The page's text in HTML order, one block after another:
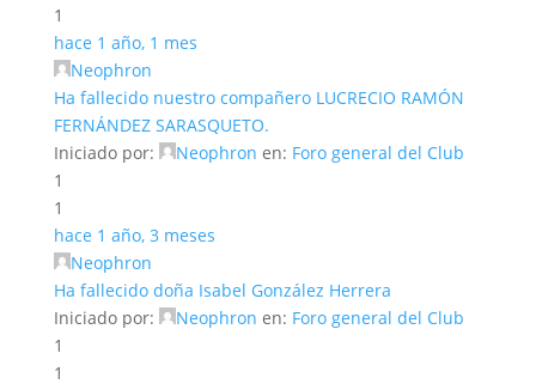
1
hace 1 año, 1 mes
Neophron
Ha fallecido nuestro compañero LUCRECIO RAMÓN
FERNÁNDEZ SARASQUETO.
Iniciado por:
Neophron en: Foro general del Club
1
1
hace 1 año, 3 meses
Neophron
Ha fallecido doña Isabel González Herrera
Iniciado por:
Neophron en: Foro general del Club
1
1